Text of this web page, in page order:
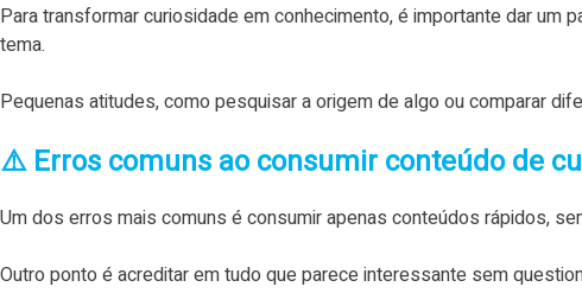
Para transformar curiosidade em conhecimento, é importante dar
tema.
Pequenas atitudes, como pesquisar a origem de algo ou comparar
⚠️ Erros comuns ao consumir conteúdo de
Um dos erros mais comuns é consumir apenas conteúdos rápidos,
Outro ponto é acreditar em tudo que parece interessante sem